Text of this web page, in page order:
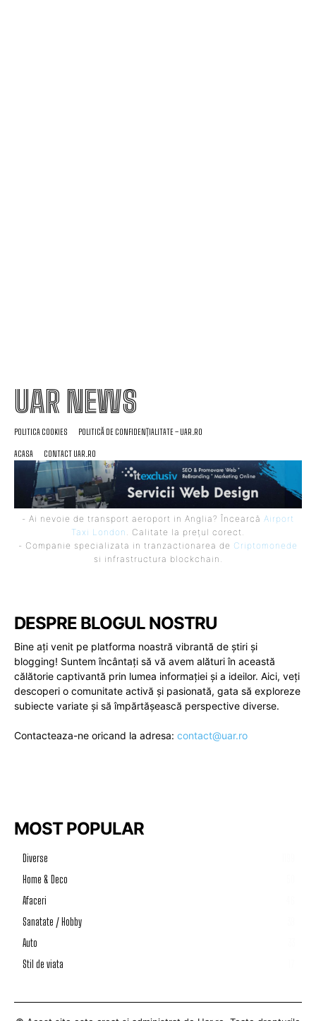
UAR NEWS
POLITICA COOKIES POLITICĂ DE CONFIDENȚIALITATE – UAR.RO
ACASA CONTACT UAR.RO
- Ai nevoie de transport aeroport in Anglia? Încearcă Airport
Taxi London
. Calitate la prețul corect.
- Companie specializata in tranzactionarea de Criptomonede
si infrastructura blockchain.
DESPRE BLOGUL NOSTRU
Bine ați venit pe platforma noastră vibrantă de știri și
blogging! Suntem încântați să vă avem alături în această
călătorie captivantă prin lumea informației și a ideilor. Aici, veți
descoperi o comunitate activă și pasionată, gata să exploreze
subiecte variate și să împărtășească perspective diverse.
Contacteaza-ne oricand la adresa: contact@uar.ro
MOST POPULAR
Diverse
Home & Deco
Afaceri
Sanatate / Hobby
Auto
Stil de viata